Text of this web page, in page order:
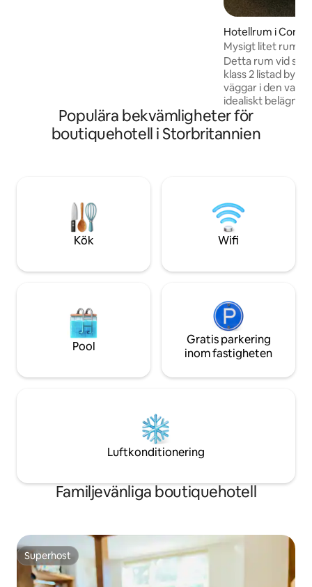
Hotellrum i
Mysigt litet rum
Detta rum vid
klass 2 listad
väggar i den vackra
idealiskt belägna
Snowdonia
klättrare,
kajen,
restauranger är
destination för
Populära bekvämligheter för
boutiquehotell i Storbritannien
Kök Wifi
Pool
Gratis parkering
inom fastigheten
Luftkonditionering
Familjevänliga boutiquehotell
Superhost
Superhost